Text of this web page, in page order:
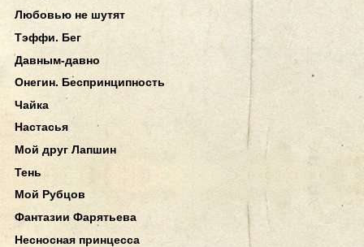
Любовью не шутят
Тэффи. Бег
Давным-давно
Онегин. Беспринципность
Чайка
Настасья
Мой друг Лапшин
Тень
Мой Рубцов
Фантазии Фарятьева
Несносная принцесса